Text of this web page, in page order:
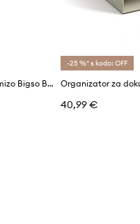
Organizator za pisalno mizo Bigso Box of Sweden Ellie
-25 %* s kodo: OFF
40,99 €